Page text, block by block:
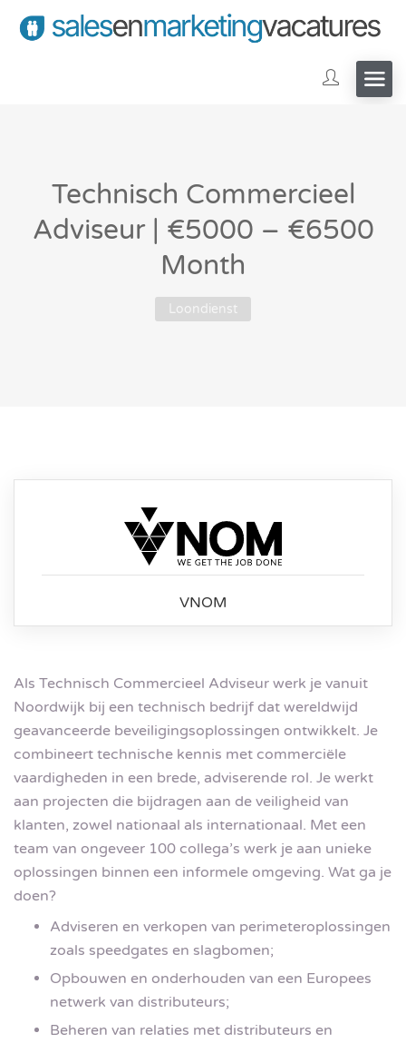
Technisch Commercieel
Adviseur | €5000 – €6500
Month
Loondienst
VNOM
Als Technisch Commercieel Adviseur werk je vanuit
Noordwijk bij een technisch bedrijf dat wereldwijd
geavanceerde beveiligingsoplossingen ontwikkelt. Je
combineert technische kennis met commerciële
vaardigheden in een brede, adviserende rol. Je werkt
aan projecten die bijdragen aan de veiligheid van
klanten, zowel nationaal als internationaal. Met een
team van ongeveer 100 collega’s werk je aan unieke
oplossingen binnen een informele omgeving. Wat ga je
doen?
Adviseren en verkopen van perimeteroplossingen
zoals speedgates en slagbomen;
Opbouwen en onderhouden van een Europees
netwerk van distributeurs;
Beheren van relaties met distributeurs en